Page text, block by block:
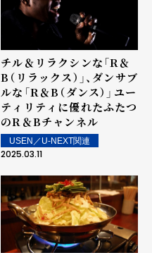
チル＆リラクシンな「R＆
B（リラックス）」、ダンサブ
ルな「R＆B（ダンス）」――ユー
ティリティに優れたふたつ
のR＆Bチャンネル
USEN／U-NEXT関連
2025.03.11